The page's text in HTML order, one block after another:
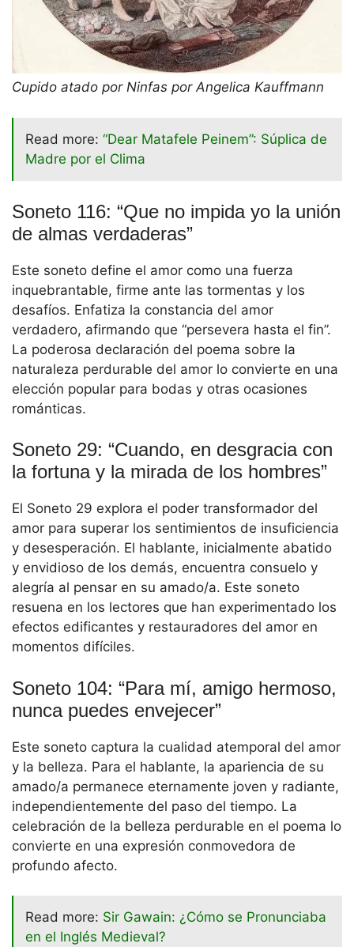
Cupido atado por Ninfas por Angelica Kauffmann
Read more: “Dear Matafele Peinem”: Súplica de
Madre por el Clima
Soneto 116: “Que no impida yo la unión
de almas verdaderas”
Este soneto define el amor como una fuerza
inquebrantable, firme ante las tormentas y los
desafíos. Enfatiza la constancia del amor
verdadero, afirmando que “persevera hasta el fin”.
La poderosa declaración del poema sobre la
naturaleza perdurable del amor lo convierte en una
elección popular para bodas y otras ocasiones
románticas.
Soneto 29: “Cuando, en desgracia con
la fortuna y la mirada de los hombres”
El Soneto 29 explora el poder transformador del
amor para superar los sentimientos de insuficiencia
y desesperación. El hablante, inicialmente abatido
y envidioso de los demás, encuentra consuelo y
alegría al pensar en su amado/a. Este soneto
resuena en los lectores que han experimentado los
efectos edificantes y restauradores del amor en
momentos difíciles.
Soneto 104: “Para mí, amigo hermoso,
nunca puedes envejecer”
Este soneto captura la cualidad atemporal del amor
y la belleza. Para el hablante, la apariencia de su
amado/a permanece eternamente joven y radiante,
independientemente del paso del tiempo. La
celebración de la belleza perdurable en el poema lo
convierte en una expresión conmovedora de
profundo afecto.
Read more: Sir Gawain: ¿Cómo se Pronunciaba
en el Inglés Medieval?